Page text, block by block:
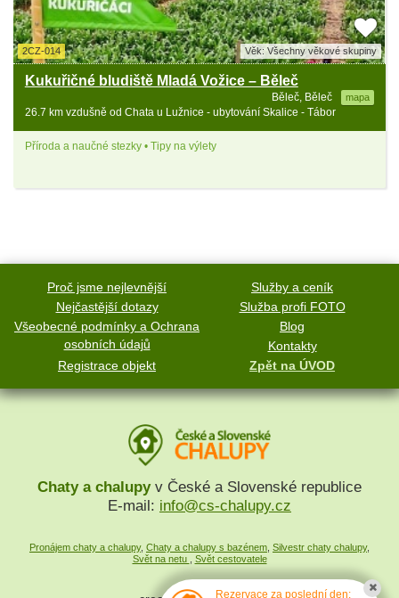
2CZ-014 Věk: Všechny věkové skupiny
Kukuřičné bludiště Mladá Vožice – Běleč
Běleč, Běleč mapa
26.7 km vzdušně od Chata u Lužnice - ubytování Skalice - Tábor
Příroda a naučné stezky • Tipy na výlety
Proč jsme nejlevnější
Služby a ceník
Nejčastější dotazy
Služba profi FOTO
Všeobecné podmínky a Ochrana
osobních údajů
Blog
Kontakty
Registrace objekt
Zpět na ÚVOD
Chaty a chalupyv České a Slovenské republice
E-mail: info@cs-chalupy.cz
Pronájem chaty a chalupy, Chaty a chalupy s bazénem, Silvestr chaty chalupy,
Svět na netu , Svět cestovatele
Rezervace za poslední den: